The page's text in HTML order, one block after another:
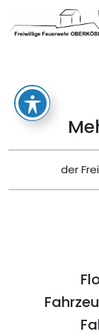
Inhalt
springen
der